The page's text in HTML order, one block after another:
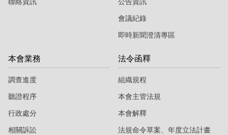
會議紀錄
即時新聞澄清專區
本會業務
調查進度
聽證程序
行政處分
相關訴訟
法令函釋
組織規程
本會主管法規
本會解釋
法規命令草案、年度立法計畫